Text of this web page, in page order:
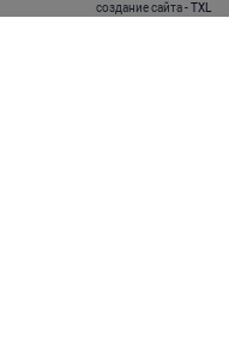
создание сайта- TXL